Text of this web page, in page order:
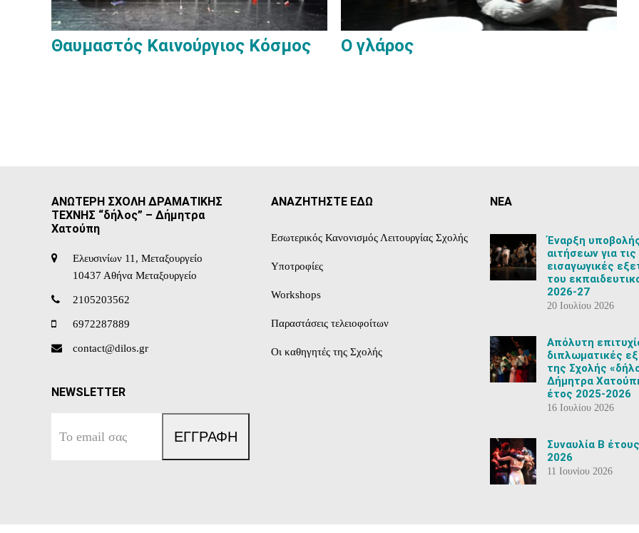
Θαυμαστός Καινούργιος Κόσμος Ο γλάρος
ΑΝΩΤΕΡΗ ΣΧΟΛΗ ΔΡΑΜΑΤΙΚΗΣ
ΤΕΧΝΗΣ “δήλος” – Δήμητρα
Χατούπη
Ελευσινίων 11, Μεταξουργείο
10437 Αθήνα Μεταξουργείο
2105203562
6972287889
contact@dilos.gr
NEWSLETTER
email
ΕΓΓΡΑΦΗ
ΑΝΑΖΗΤΗΣΤΕ ΕΔΩ
Εσωτερικός Κανονισμός Λειτουργίας Σχολής
Υποτροφίες
Workshops
Παραστάσεις τελειοφοίτων
Οι καθηγητές της Σχολής
ΝΕΑ
Έναρξη
αιτήσεων για τις
εισαγωγικές
του
2026-27
20 Ιουλίου 2026
Aπόλυτη
διπλωματικές
της Σχολής
Δήμητρα
έτος 2025-2026
16 Ιουλίου 2026
Συναυλία Β
2026
11 Ιουνίου 2026